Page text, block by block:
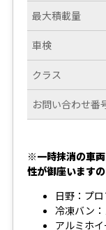
最大積載量
車検
クラス
お問い合わせ番
※一時抹消の車
性が御座います
日野：プ
冷凍バン
アルミホ